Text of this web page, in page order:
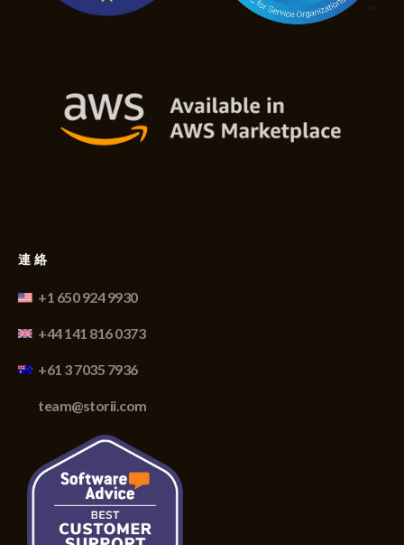
連絡
+1 650 924 9930
+44 141 816 0373
+61 3 7035 7936
team@storii.com